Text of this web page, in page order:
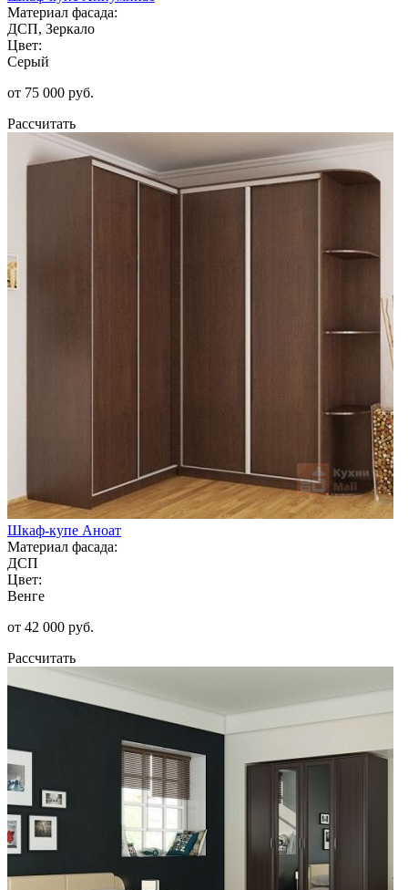
Материал фасада:
ДСП, Зеркало
Цвет:
Серый
от 75 000 руб.
Рассчитать
Шкаф-купе Аноат
Материал фасада:
ДСП
Цвет:
Венге
от 42 000 руб.
Рассчитать